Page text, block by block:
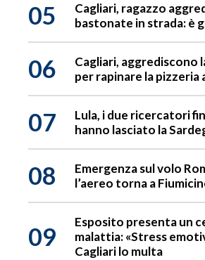
05
Cagliari, ragazzo
bastonate in strada: è
06
Cagliari, aggrediscono
per rapinare la pizzeria
07
Lula, i due ricercatori
hanno lasciato la
08
Emergenza sul volo
l’aereo torna a
09
Esposito presenta un
malattia: «Stress
Cagliari lo multa